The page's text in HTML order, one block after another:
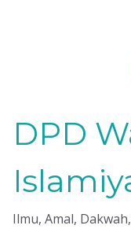
DPD
Ilmu, Amal,